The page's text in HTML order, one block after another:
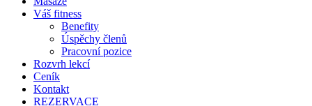
Váš fitness
Benefity
Úspěchy členů
Pracovní pozice
Rozvrh lekcí
Ceník
Kontakt
REZERVACE